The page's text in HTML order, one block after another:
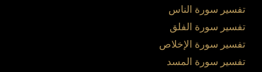
تفسير سورة الناس
تفسير سورة الفلق
تفسير سورة الإخلاص
تفسير سورة المسد